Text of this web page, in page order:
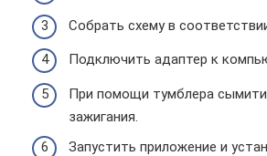
Собрать схему в
Подключить адаптер к
При помощи тумблера
зажигания.
Запустить приложение и